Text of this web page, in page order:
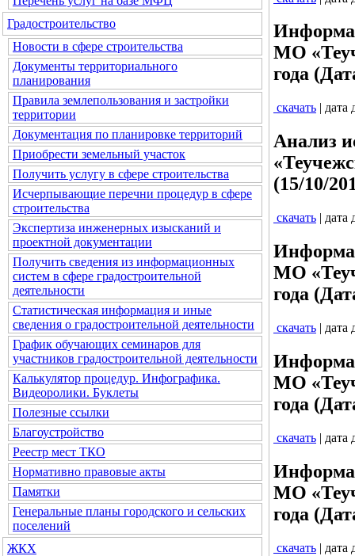
Градостроительство
Новости в сфере строительства
Документы территориального
планирования
Правила землепользования и застройки
территории
Документация по планировке территорий
Приобрести земельный участок
Получить услугу в сфере строительства
Исчерпывающие перечни процедур в сфере
строительства
Экспертиза инженерных изысканий и
проектной документации
Получить сведения из информационных
систем в сфере градостроительной
деятельности
Статистическая информация и иные
сведения о градостроительной деятельности
График обучающих семинаров для
участников градостроительной деятельности
Калькулятор процедур. Инфографика.
Видеоролики. Буклеты
Полезные ссылки
Благоустройство
Реестр мест ТКО
Нормативно правовые акты
Памятки
Генеральные планы городского и сельских
поселений
ЖКХ
МО
года
скачать | дата
Анализ
(15/10/
скачать | дата
МО
года
скачать | дата
МО
года
скачать | дата
МО
года
скачать | дата